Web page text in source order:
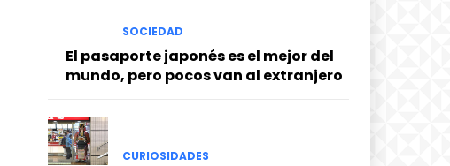
SOCIEDAD
El pasaporte japonés es el mejor del
mundo, pero pocos van al extranjero
CURIOSIDADES